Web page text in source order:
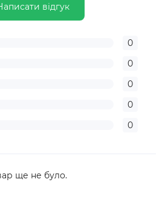
відгук
0
0
0
0
0
ще не було.